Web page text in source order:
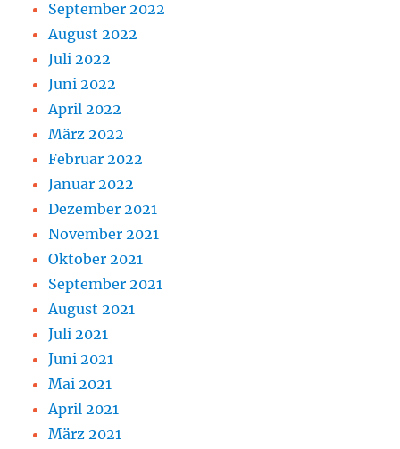
September 2022
August 2022
Juli 2022
Juni 2022
April 2022
März 2022
Februar 2022
Januar 2022
Dezember 2021
November 2021
Oktober 2021
September 2021
August 2021
Juli 2021
Juni 2021
Mai 2021
April 2021
März 2021